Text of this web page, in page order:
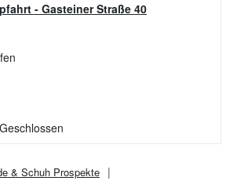
- Gasteiner Straße 40
Geschlossen
& Schuh Prospekte